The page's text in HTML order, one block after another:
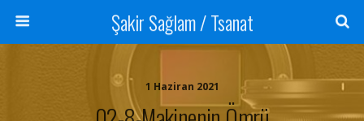
Şakir Sağlam / Tsanat
1 Haziran 2021